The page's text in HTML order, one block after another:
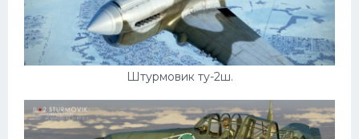
Штурмовик ту-2ш.